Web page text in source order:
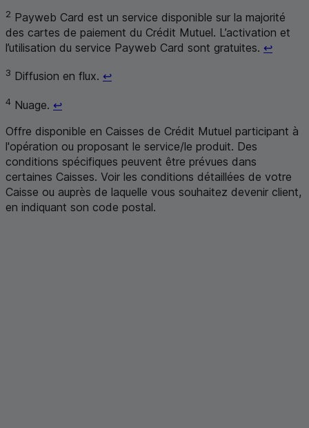
2 Payweb Card est un service disponible sur la majorité
des cartes de paiement du Crédit Mutuel. L’activation et
l’utilisation du service Payweb Card sont gratuites. ↩Retour
3 Diffusion en flux. ↩Retour au renvoi 3
4 Nuage. ↩Retour au renvoi 4
Offre disponible en Caisses de Crédit Mutuel participant à
l'opération ou proposant le service/le produit. Des
conditions spécifiques peuvent être prévues dans
certaines Caisses. Voir les conditions détaillées de votre
Caisse ou auprès de laquelle vous souhaitez devenir client,
en indiquant son code postal.